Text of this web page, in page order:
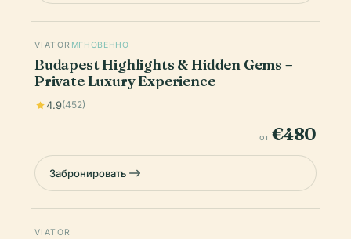
VIATOR МГНОВЕННО
Budapest Highlights & Hidden Gems –
Private Luxury Experience
4.9(452)
от €480
Забронировать
VIATOR